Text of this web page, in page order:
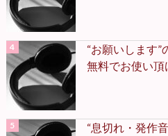
“お願いします
無料でお使い頂
“息切れ・発作